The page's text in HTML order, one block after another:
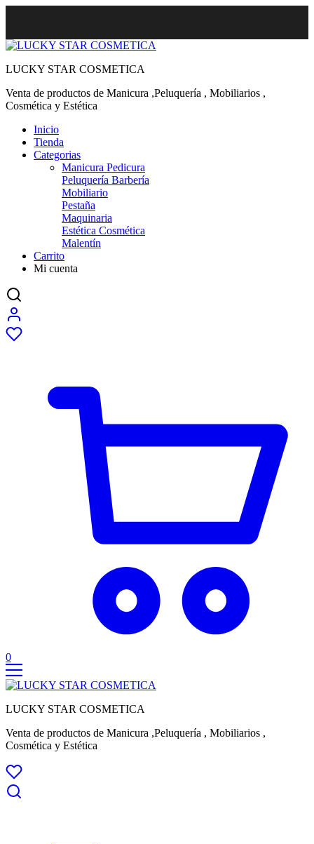
LUCKY STAR COSMETICA
Venta de productos de Manicura ,Peluquería , Mobiliarios ,
Cosmética y Estética
Inicio
Tienda
Categorias
Manicura Pedicura
Peluquería Barbería
Mobiliario
Pestaña
Maquinaria
Estética Cosmética
Malentín
Carrito
Mi cuenta
0
LUCKY STAR COSMETICA
Venta de productos de Manicura ,Peluquería , Mobiliarios ,
Cosmética y Estética